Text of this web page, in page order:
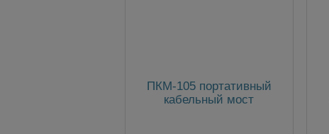
ПКМ-105 портативный
кабельный мост